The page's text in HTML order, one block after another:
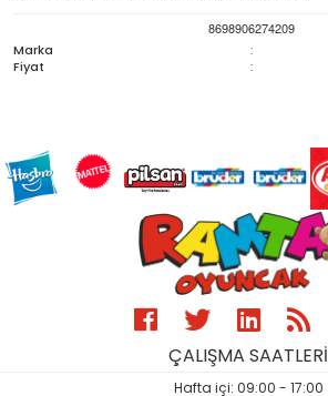
8698906274209
Marka
:
Fiyat :
ÇALIŞMA SAATLERİ
Hafta içi: 09:00 - 17:00